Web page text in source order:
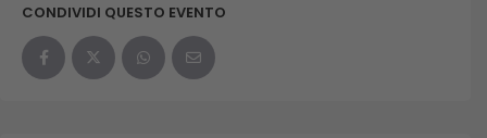
CONDIVIDI QUESTO EVENTO